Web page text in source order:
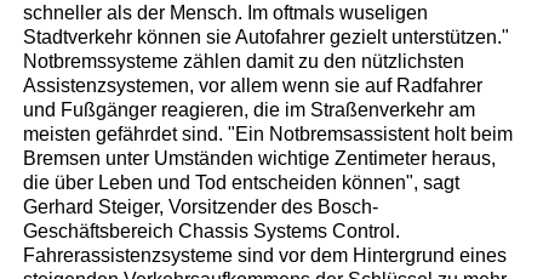
schneller als der Mensch. Im oftmals wuseligen
Stadtverkehr können sie Autofahrer gezielt unterstützen."
Notbremssysteme zählen damit zu den nützlichsten
Assistenzsystemen, vor allem wenn sie auf Radfahrer
und Fußgänger reagieren, die im Straßenverkehr am
meisten gefährdet sind. "Ein Notbremsassistent holt beim
Bremsen unter Umständen wichtige Zentimeter heraus,
die über Leben und Tod entscheiden können", sagt
Gerhard Steiger, Vorsitzender des Bosch-
Geschäftsbereich Chassis Systems Control.
Fahrerassistenzsysteme sind vor dem Hintergrund eines